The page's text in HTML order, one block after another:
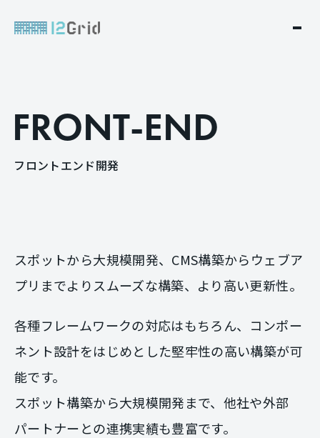
FRONT-END
フ ロン トエン ド開発
スポットから大規模開発、CMS構築からウェブア
プリまでよりスムーズな構築、より高い更新性。
各種フレームワークの対応はもちろん、コンポー
ネント設計をはじめとした堅牢性の高い構築が可
能です。
スポット構築から大規模開発まで、他社や外部
パートナーとの連携実績も豊富です。